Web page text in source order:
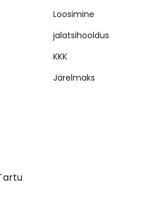
Loosimine
jalatsihooldus
KKK
Järelmaks